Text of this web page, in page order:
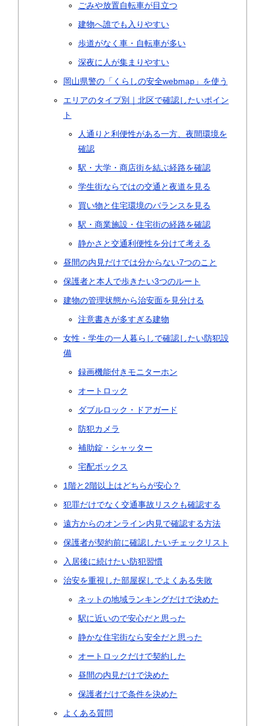
ごみや放置自転車が目立つ
建物へ誰でも入りやすい
歩道がなく車・自転車が多い
深夜に人が集まりやすい
岡山県警の「くらしの安全webmap」を使う
エリアのタイプ別｜北区で確認したいポイン
ト
人通りと利便性がある一方、夜間環境を
確認
駅・大学・商店街を結ぶ経路を確認
学生街ならではの交通と夜道を見る
買い物と住宅環境のバランスを見る
駅・商業施設・住宅街の経路を確認
静かさと交通利便性を分けて考える
昼間の内見だけでは分からない7つのこと
保護者と本人で歩きたい3つのルート
建物の管理状態から治安面を見分ける
注意書きが多すぎる建物
女性・学生の一人暮らしで確認したい防犯設
備
録画機能付きモニターホン
オートロック
ダブルロック・ドアガード
防犯カメラ
補助錠・シャッター
宅配ボックス
1階と2階以上はどちらが安心？
犯罪だけでなく交通事故リスクも確認する
遠方からのオンライン内見で確認する方法
保護者が契約前に確認したいチェックリスト
入居後に続けたい防犯習慣
治安を重視した部屋探しでよくある失敗
ネットの地域ランキングだけで決めた
駅に近いので安心だと思った
静かな住宅街なら安全だと思った
オートロックだけで契約した
昼間の内見だけで決めた
保護者だけで条件を決めた
よくある質問